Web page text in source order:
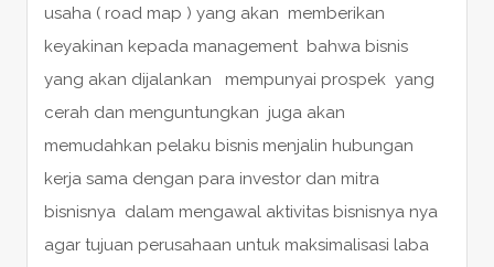
usaha ( road map ) yang akan memberikan
keyakinan kepada management bahwa bisnis
yang akan dijalankan mempunyai prospek yang
cerah dan menguntungkan juga akan
memudahkan pelaku bisnis menjalin hubungan
kerja sama dengan para investor dan mitra
bisnisnya dalam mengawal aktivitas bisnisnya nya
agar tujuan perusahaan untuk maksimalisasi laba